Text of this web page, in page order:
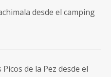
desde el camping
de la Pez desde el